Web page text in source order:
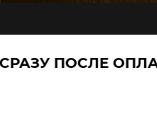
ПОСЛЕ ОПЛАТЫ